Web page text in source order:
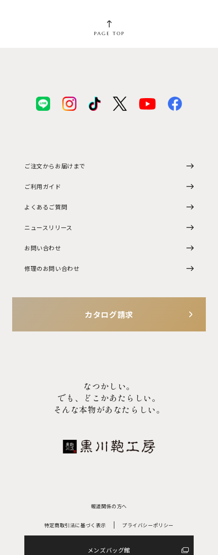
PAGE TOP
ご注文からお届けまで
ご利用ガイド
よくあるご質問
ニュースリリース
お問い合わせ
修理のお問い合わせ
カタログ請求
なつかしい。
でも、どこかあたらしい。
そんな本物があなたらしい。
報道関係の方へ
特定商取引法に基づく表示 プライバシーポリシー
メンズバッグ館